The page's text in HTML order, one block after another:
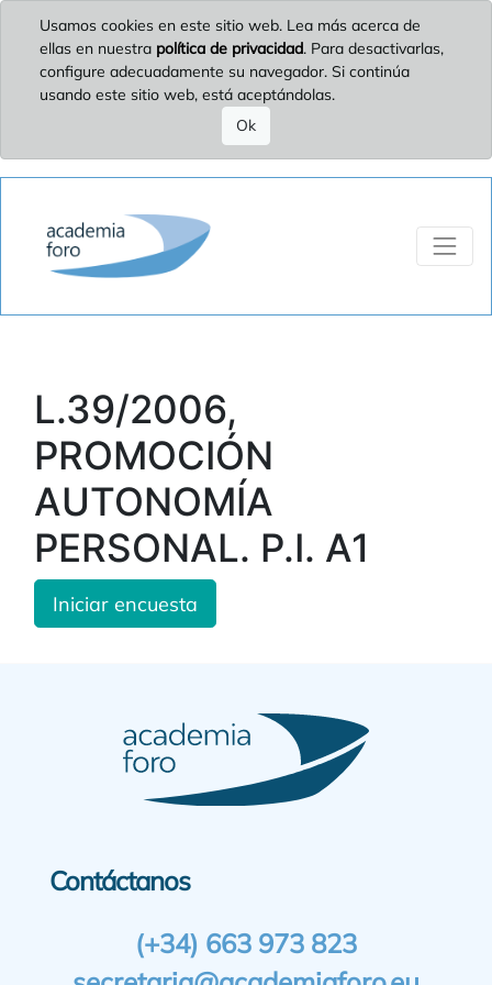
Usamos cookies en este sitio web. Lea más acerca de
ellas en nuestra política de privacidad. Para desactivarlas,
configure adecuadamente su navegador. Si continúa
usando este sitio web, está aceptándolas.
Ok
L.39/2006,
PROMOCIÓN
AUTONOMÍA
PERSONAL. P.I. A1
Iniciar encuesta
Contáctanos
(+34) 663 973 823